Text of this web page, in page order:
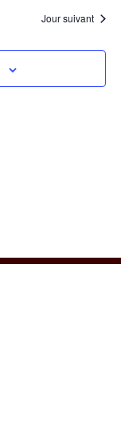
Jour suivant